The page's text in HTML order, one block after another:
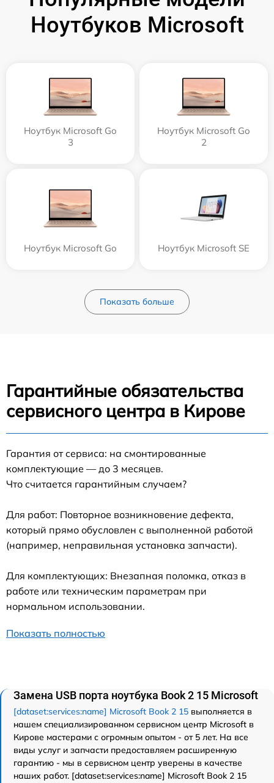
Ноутбуков Microsoft
Ноутбук Microsoft Go
3
Ноутбук Microsoft Go
2
Ноутбук Microsoft Go Ноутбук Microsoft SE
Показать больше
Гарантийные обязательства
сервисного центра в Кирове
Гарантия от сервиса: на смонтированные
комплектующие — до 3 месяцев.
Что считается гарантийным случаем?
Для работ: Повторное возникновение дефекта,
который прямо обусловлен с выполненной работой
(например, неправильная установка запчасти).
Для комплектующих: Внезапная поломка, отказ в
работе или техническим параметрам при
нормальном использовании.
Показать полностью
Замена USB порта ноутбука Book 2 15 Microsoft
[dataset:services:name] Microsoft Book 2 15 выполняется в
нашем специализированном сервисном центр Microsoft в
Кирове мастерами с огромным опытом - от 5 лет. На все
виды услуг и запчасти предоставляем расширенную
гарантию - мы в сервисном центр уверены в качестве
наших работ. [dataset:services:name] Microsoft Book 2 15